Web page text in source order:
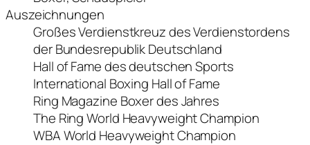
Auszeichnungen
Großes Verdienstkreuz des Verdienstordens
der Bundesrepublik Deutschland
Hall of Fame des deutschen Sports
International Boxing Hall of Fame
Ring Magazine Boxer des Jahres
The Ring World Heavyweight Champion
WBA World Heavyweight Champion